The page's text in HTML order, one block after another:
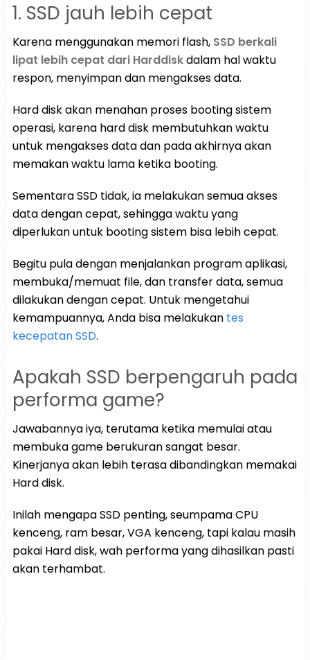
1. SSD jauh lebih cepat
Karena menggunakan memori flash, SSD berkali
lipat lebih cepat dari Harddiskdalam hal waktu
respon, menyimpan dan mengakses data.
Hard disk akan menahan proses booting sistem
operasi, karena hard disk membutuhkan waktu
untuk mengakses data dan pada akhirnya akan
memakan waktu lama ketika booting.
Sementara SSD tidak, ia melakukan semua akses
data dengan cepat, sehingga waktu yang
diperlukan untuk booting sistem bisa lebih cepat.
Begitu pula dengan menjalankan program aplikasi,
membuka/memuat file, dan transfer data, semua
dilakukan dengan cepat. Untuk mengetahui
kemampuannya, Anda bisa melakukan tes
kecepatan SSD.
Apakah SSD berpengaruh pada
performa game?
Jawabannya iya, terutama ketika memulai atau
membuka game berukuran sangat besar.
Kinerjanya akan lebih terasa dibandingkan memakai
Hard disk.
Inilah mengapa SSD penting, seumpama CPU
kenceng, ram besar, VGA kenceng, tapi kalau masih
pakai Hard disk, wah performa yang dihasilkan pasti
akan terhambat.